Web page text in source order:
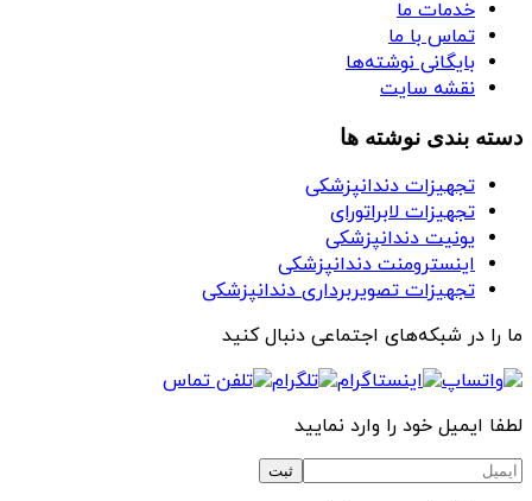
خدمات ما
تماس با ما
بایگانی نوشته‌ها
نقشه سایت
دسته بندی نوشته ها
تجهیزات دندانپزشکی
تجهیزات لابراتورای
یونیت دندانپزشکی
اینسترومنت دندانپزشکی
تجهیزات تصویربرداری دندانپزشکی
ما را در شبکه‌های اجتماعی دنبال کنید
لطفا ایمیل خود را وارد نمایید